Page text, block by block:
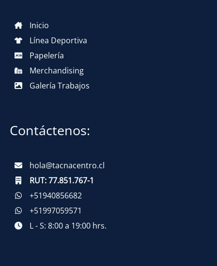
Inicio
Línea Deportiva
Papelería
Merchandising
Galería Trabajos
Contáctenos:
hola@tacnacentro.cl
RUT:77.851.767-1
+51940856682
+51997059571
L - S: 8:00 a 19:00 hrs.